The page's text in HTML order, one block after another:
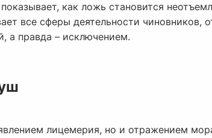
как ложь становится
все сферы деятельности чиновников,
а правда – исключением.
лицемерия, но и отражением